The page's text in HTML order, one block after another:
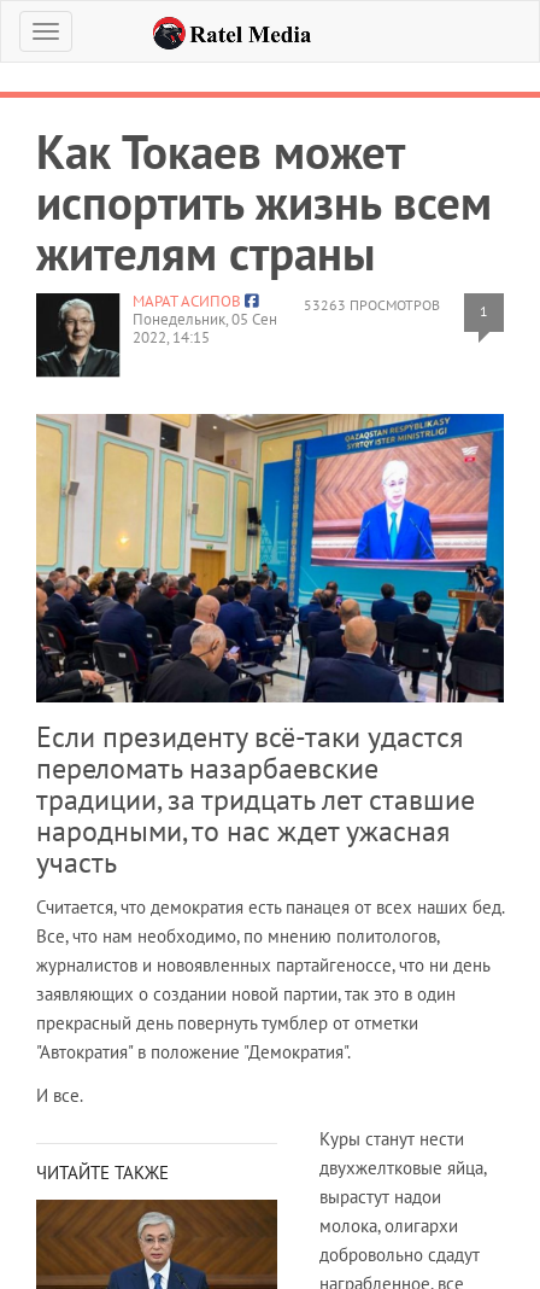
Меню
Как Токаев может
испортить жизнь всем
жителям страны
53263 ПРОСМОТРОВ 1
МАРАТ АСИПОВ
Понедельник, 05 Сен
2022, 14:15
Если президенту всё-таки удастся
переломать назарбаевские
традиции, за тридцать лет ставшие
народными, то нас ждет ужасная
участь
Считается, что демократия есть панацея от всех наших бед.
Все, что нам необходимо, по мнению политологов,
журналистов и новоявленных партайгеноссе, что ни день
заявляющих о создании новой партии, так это в один
прекрасный день повернуть тумблер от отметки
"Автократия" в положение "Демократия".
И все.
ЧИТАЙТЕ ТАКЖЕ
Куры станут нести
двухжелтковые яйца,
вырастут надои
молока, олигархи
добровольно сдадут
награбленное, все